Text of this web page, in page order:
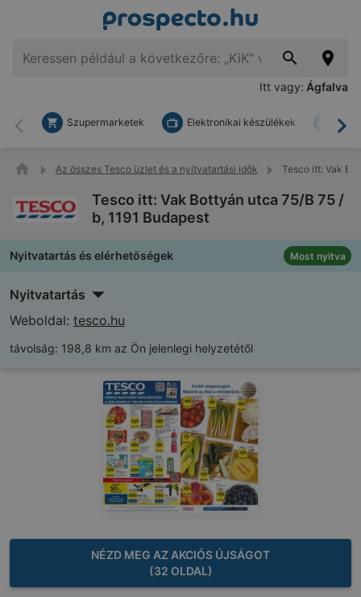
Itt vagy: Ágfalva
Vissza
Szupermarketek Elektronikai készülékek
Az összes Tesco üzlet és a nyitvatartási idők Tesco itt: Vak
Tesco itt: Vak Bottyán utca 75/B 75 /
b, 1191 Budapest
Nyitvatartás és elérhetőségek Most nyitva
Nyitvatartás
Weboldal: tesco.hu
távolság: 198,8 km az Ön jelenlegi helyzetétől
NÉZD MEG AZ AKCIÓS ÚJSÁGOT
(32 OLDAL)